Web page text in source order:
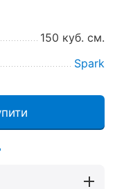
150 куб. см.
Spark